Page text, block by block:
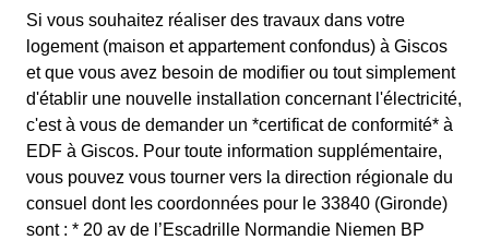
Si vous souhaitez réaliser des travaux dans votre
logement (maison et appartement confondus) à Giscos
et que vous avez besoin de modifier ou tout simplement
d'établir une nouvelle installation concernant l'électricité,
c'est à vous de demander un *certificat de conformité* à
EDF à Giscos. Pour toute information supplémentaire,
vous pouvez vous tourner vers la direction régionale du
consuel dont les coordonnées pour le 33840 (Gironde)
sont : * 20 av de l’Escadrille Normandie Niemen BP